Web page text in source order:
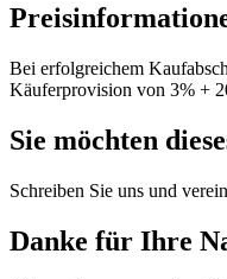
Bei erfolgreichem
Käuferprovision von 3% +
Sie möchten
Schreiben Sie uns und
Danke für Ihre